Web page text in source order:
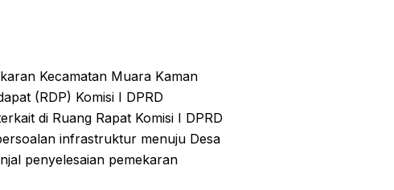
Kecamatan Muara Kaman
(RDP) Komisi I DPRD
di Ruang Rapat Komisi I DPRD
infrastruktur menuju Desa
penyelesaian pemekaran